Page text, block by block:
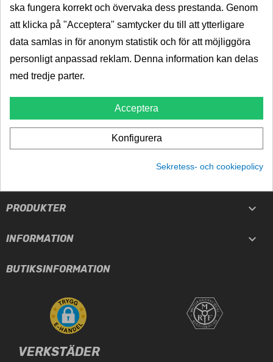
KVALITET
Välkända varumärken
PRISGARANTI
Billigast i norden
TRYGGHET
5-års garanti
PRODUKTER 
INFORMATION 
BUTIKSINFORMATION
VERKSTÄDER
ska fungera korrekt och övervaka dess prestanda. Genom
att klicka på "Acceptera" samtycker du till att ytterligare
data samlas in för anonym statistik och för att möjliggöra
personligt anpassad reklam. Denna information kan delas
med tredje parter.
Acceptera
Konfigurera
Sekretess- och cookiepolicy